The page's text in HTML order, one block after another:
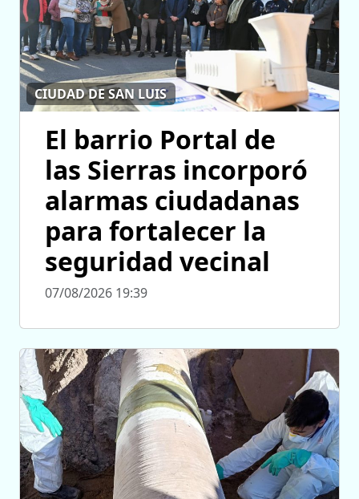
CIUDAD DE SAN LUIS
El barrio Portal de
las Sierras incorporó
alarmas ciudadanas
para fortalecer la
seguridad vecinal
07/08/2026 19:39